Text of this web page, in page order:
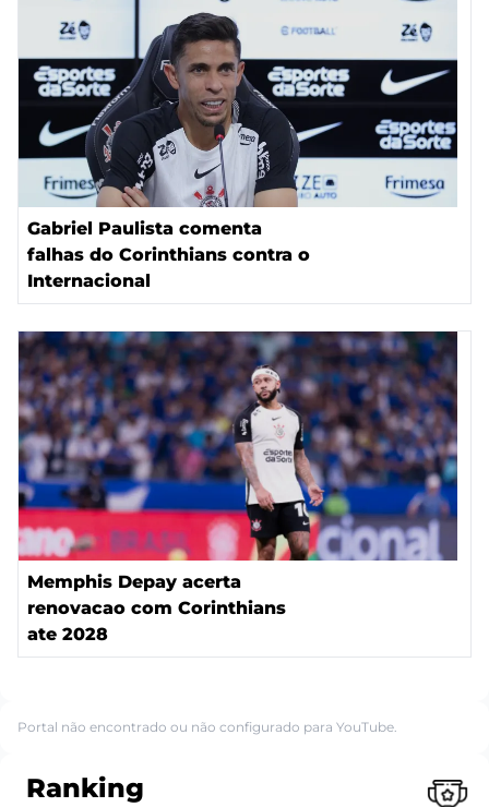
Gabriel Paulista comenta
falhas do Corinthians contra o
Internacional
Memphis Depay acerta
renovacao com Corinthians
ate 2028
Portal não encontrado ou não configurado para YouTube.
Ranking